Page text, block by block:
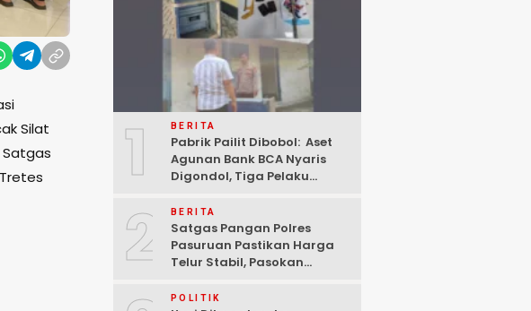
Silat
Satgas
1 BERITA
Pabrik Pailit Dibobol: Aset
Agunan Bank BCA Nyaris
Digondol, Tiga Pelaku
Pasuruan
2 BERITA
Satgas Pangan Polres
Pasuruan Pastikan Harga
Telur Stabil, Pasokan
Kekhawatiran Fluktuasi
POLITIK